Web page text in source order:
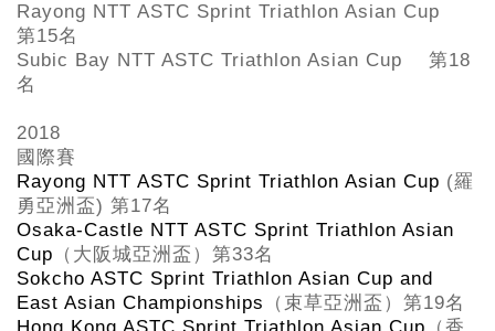
Rayong NTT ASTC Sprint Triathlon Asian Cup
第15名
Subic Bay NTT ASTC Triathlon Asian Cup 第18
名
2018
國際賽
Rayong NTT ASTC Sprint Triathlon Asian Cup (羅
勇亞洲盃) 第17名
Osaka-Castle NTT ASTC Sprint Triathlon Asian
Cup （大阪城亞洲盃）第33名
Sokcho ASTC Sprint Triathlon Asian Cup and
East Asian Championships
（束草亞洲盃）第19名